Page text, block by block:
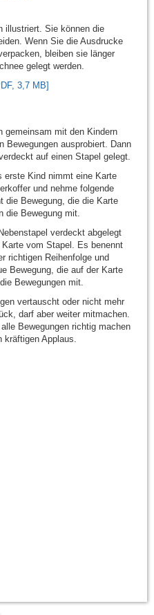
illustriert. Sie können die
Wenn Sie die Ausdrucke
bleiben sie länger
gelegt werden.
3,7 MB]
gemeinsam mit den Kindern
Bewegungen ausprobiert. Dann
auf einen Stapel gelegt.
erste Kind nimmt eine Karte
und nehme folgende
die Bewegung, die die Karte
die Bewegung mit.
verdeckt abgelegt
vom Stapel. Es benennt
richtigen Reihenfolge und
Bewegung, die auf der Karte
Bewegungen mit.
vertauscht oder nicht mehr
darf aber weiter mitmachen.
Bewegungen richtig machen
Applaus.